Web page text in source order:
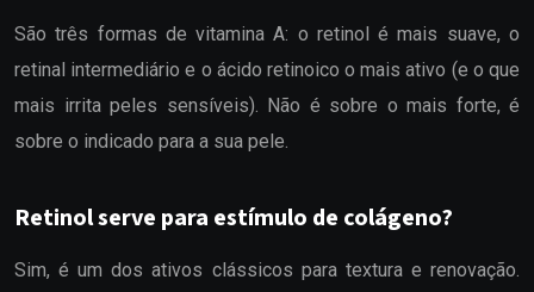
São três formas de vitamina A: o retinol é mais suave, o
retinal intermediário e o ácido retinoico o mais ativo (e o que
mais irrita peles sensíveis). Não é sobre o mais forte, é
sobre o indicado para a sua pele.
Retinol serve para estímulo de colágeno?
Sim, é um dos ativos clássicos para textura e renovação.